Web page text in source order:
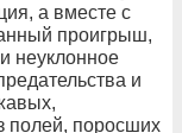
а вместе с
проигрыш,
неуклонное
и
полей, поросших